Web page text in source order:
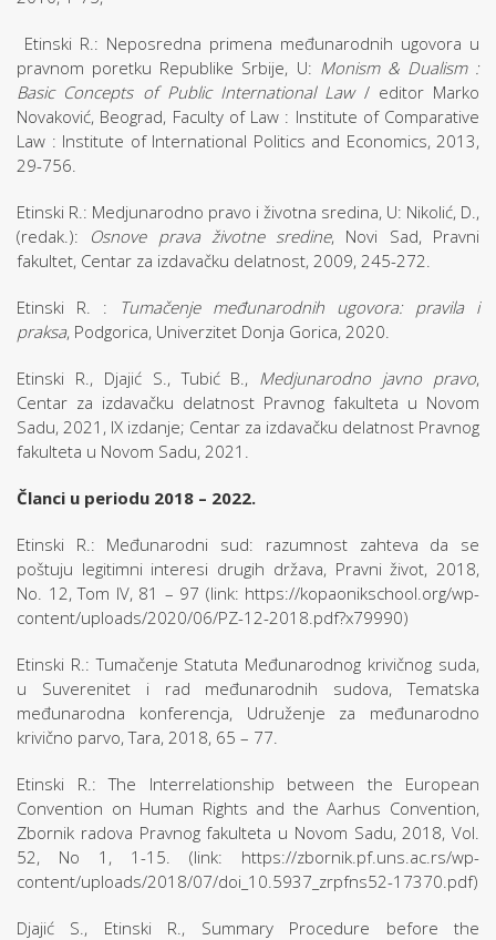
Etinski R.: Neposredna primena međunarodnih ugovora u
pravnom poretku Republike Srbije, U: Monism & Dualism :
Basic Concepts of Public International Law/ editor Marko
Novaković, Beograd, Faculty of Law : Institute of Comparative
Law : Institute of International Politics and Economics, 2013,
29-756.
Etinski R.: Medjunarodno pravo i životna sredina, U: Nikolić, D.,
(redak.): Osnove prava životne sredine, Novi Sad, Pravni
fakultet, Centar za izdavačku delatnost, 2009, 245-272.
Etinski R. : Tumačenje međunarodnih ugovora: pravila i
praksa, Podgorica, Univerzitet Donja Gorica, 2020.
Etinski R., Djajić S., Tubić B., Medjunarodno javno pravo,
Centar za izdavačku delatnost Pravnog fakulteta u Novom
Sadu, 2021, IX izdanje; Centar za izdavačku delatnost Pravnog
fakulteta u Novom Sadu, 2021.
Članci u periodu 2018 – 2022.
Etinski R.: Međunarodni sud: razumnost zahteva da se
poštuju legitimni interesi drugih država, Pravni život, 2018,
No. 12, Tom IV, 81 – 97 (link: https://kopaonikschool.org/wp-
content/uploads/2020/06/PZ-12-2018.pdf?x79990)
Etinski R.: Tumačenje Statuta Međunarodnog krivičnog suda,
u Suverenitet i rad međunarodnih sudova, Tematska
međunarodna konferencja, Udruženje za međunarodno
krivično parvo, Tara, 2018, 65 – 77.
Etinski R.: The Interrelationship between the European
Convention on Human Rights and the Aarhus Convention,
Zbornik radova Pravnog fakulteta u Novom Sadu, 2018, Vol.
52, No 1, 1-15. (link: https://zbornik.pf.uns.ac.rs/wp-
content/uploads/2018/07/doi_10.5937_zrpfns52-17370.pdf)
Djajić S., Etinski R., Summary Procedure before the